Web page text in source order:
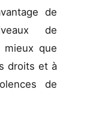
de
de
mieux que
droits et à
de